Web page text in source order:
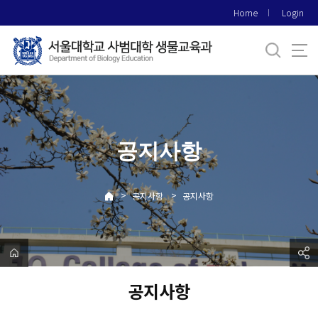
로
메
뉴
Home Login
공지사항
> 공지사항 > 공지사항
공지사항